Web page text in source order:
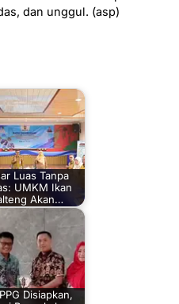
dan unggul. (asp)
Luas Tanpa
UMKM Ikan
Akan…
Disiapkan,